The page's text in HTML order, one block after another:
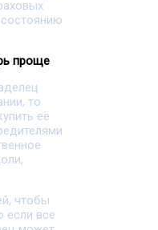
проще
то
её
чтобы
если все